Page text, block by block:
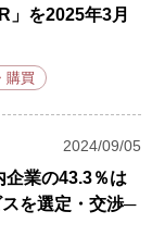
」を2025年3月
購買
2024/09/05
企業の43.3％は
を選定・交渉─